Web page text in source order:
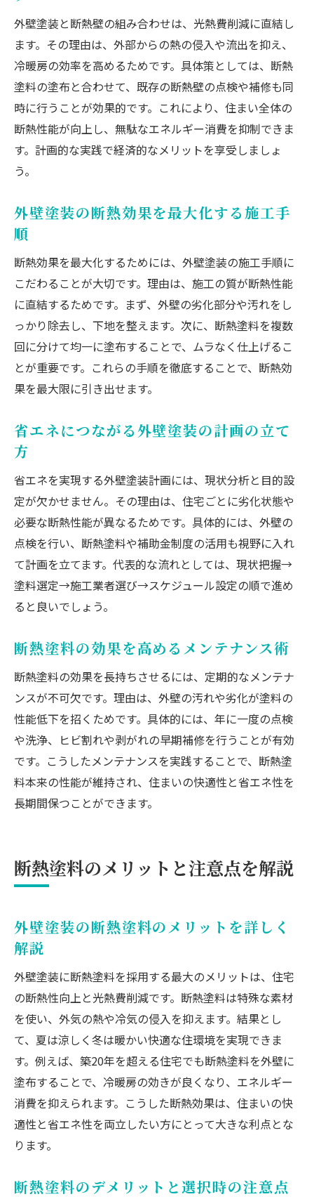
外壁塗装と断熱壁の組み合わせは、光熱費削減に直結し
ます。その理由は、外部からの熱の侵入や流出を抑え、
冷暖房の効率を高めるためです。具体策としては、断熱
塗料の塗布と合わせて、既存の断熱壁の点検や補修も同
時に行うことが効果的です。これにより、住まい全体の
断熱性能が向上し、無駄なエネルギー消費を抑制できま
す。計画的な実践で経済的なメリットを享受しましょ
う。
外壁塗装の断熱効果を最大化する施工手
順
断熱効果を最大化するためには、外壁塗装の施工手順に
こだわることが大切です。理由は、施工の質が断熱性能
に直結するためです。まず、外壁の劣化部分や汚れをし
っかり除去し、下地を整えます。次に、断熱塗料を複数
回に分けて均一に塗布することで、ムラなく仕上げるこ
とが重要です。これらの手順を徹底することで、断熱効
果を最大限に引き出せます。
省エネにつながる外壁塗装の計画の立て
方
省エネを実現する外壁塗装計画には、現状分析と目的設
定が欠かせません。その理由は、住宅ごとに劣化状態や
必要な断熱性能が異なるためです。具体的には、外壁の
点検を行い、断熱塗料や補助金制度の活用も視野に入れ
て計画を立てます。代表的な流れとしては、現状把握→
塗料選定→施工業者選び→スケジュール設定の順で進め
ると良いでしょう。
断熱塗料の効果を高めるメンテナンス術
断熱塗料の効果を長持ちさせるには、定期的なメンテナ
ンスが不可欠です。理由は、外壁の汚れや劣化が塗料の
性能低下を招くためです。具体的には、年に一度の点検
や洗浄、ヒビ割れや剥がれの早期補修を行うことが有効
です。こうしたメンテナンスを実践することで、断熱塗
料本来の性能が維持され、住まいの快適性と省エネ性を
長期間保つことができます。
断熱塗料のメリットと注意点を解説
外壁塗装の断熱塗料のメリットを詳しく
解説
外壁塗装に断熱塗料を採用する最大のメリットは、住宅
の断熱性向上と光熱費削減です。断熱塗料は特殊な素材
を使い、外気の熱や冷気の侵入を抑えます。結果とし
て、夏は涼しく冬は暖かい快適な住環境を実現できま
す。例えば、築20年を超える住宅でも断熱塗料を外壁に
塗布することで、冷暖房の効きが良くなり、エネルギー
消費を抑えられます。こうした断熱効果は、住まいの快
適性と省エネ性を両立したい方にとって大きな利点とな
ります。
断熱塗料のデメリットと選択時の注意点